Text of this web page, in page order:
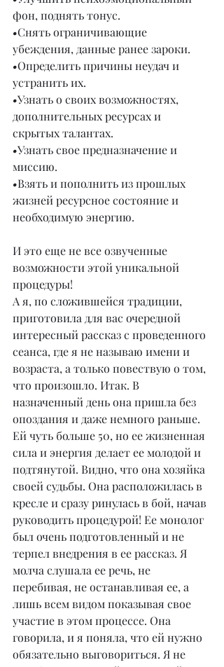
фон, поднять тонус.
•Снять ограничивающие
убеждения, данные ранее зароки.
•Определить причины неудач и
устранить их.
•Узнать о своих возможностях,
дополнительных ресурсах и
скрытых талантах.
•Узнать свое предназначение и
миссию.
•Взять и пополнить из прошлых
жизней ресурсное состояние и
необходимую энергию.
И это еще не все озвученные
возможности этой уникальной
процедуры!
А я, по сложившейся традиции,
приготовила для вас очередной
интересный рассказ с проведенного
сеанса, где я не называю имени и
возраста, а только повествую о том,
что произошло. Итак. В
назначенный день она пришла без
опоздания и даже немного раньше.
Ей чуть больше 50, но ее жизненная
сила и энергия делает ее молодой и
подтянутой. Видно, что она хозяйка
своей судьбы. Она расположилась в
кресле и сразу ринулась в бой, начав
руководить процедурой! Ее монолог
был очень подготовленный и не
терпел внедрения в ее рассказ. Я
молча слушала ее речь, не
перебивая, не останавливая ее, а
лишь всем видом показывая свое
участие в этом процессе. Она
говорила, и я поняла, что ей нужно
обязательно выговориться. Я не